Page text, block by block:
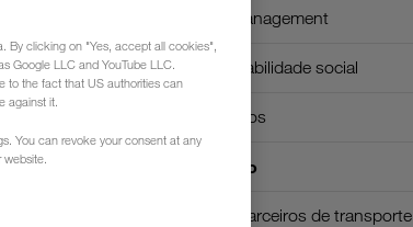
agora!
SHEQ-Management
Responsabilidade social
Certificados
Glossário
FAQ de parceiros de transporte
By clicking on "Yes, accept all cookies",
Google LLC and YouTube LLC.
to the fact that US authorities can
against it.
You can revoke your consent at any
website.